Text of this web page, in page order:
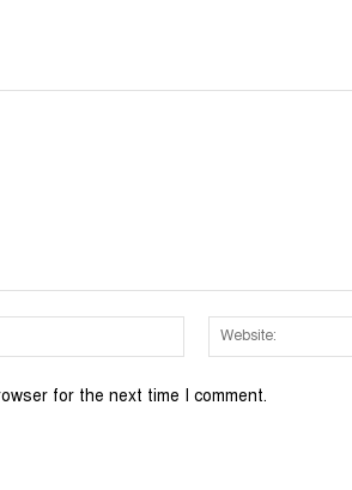
Email:*
for the next time I comment.